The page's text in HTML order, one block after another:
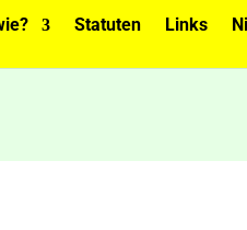
Statuten Links